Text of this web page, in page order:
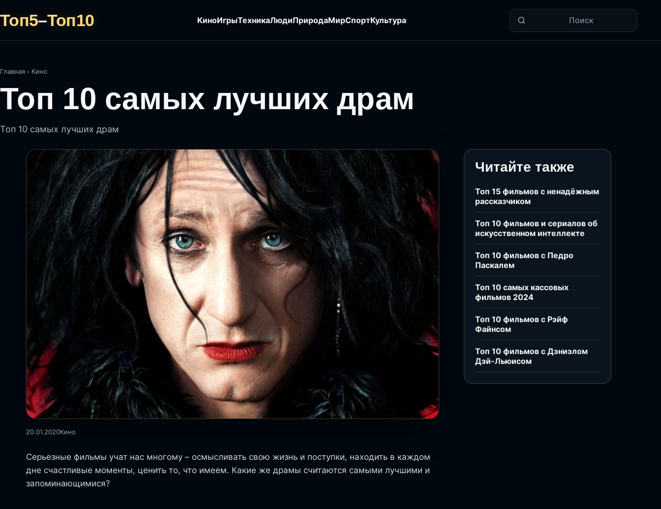
Топ5–Топ10 КиноИгрыТехникаЛюдиПриродаМирСпортКультура Поиск
Главная › Кино
Топ 10 самых лучших драм
Топ 10 самых лучших драм
20.01.2020Кино
Серьезные фильмы учат нас многому – осмысливать свою жизнь и поступки, находить в каждом
дне счастливые моменты, ценить то, что имеем. Какие же драмы считаются самыми лучшими и
запоминающимися?
Читайте также
Топ 15 фильмов с ненадёжным
рассказчиком
Топ 10 фильмов и сериалов об
искусственном интеллекте
Топ 10 фильмов с Педро
Паскалем
Топ 10 самых кассовых
фильмов 2024
Топ 10 фильмов с Рэйф
Файнсом
Топ 10 фильмов с Дэниэлом
Дэй-Льюисом